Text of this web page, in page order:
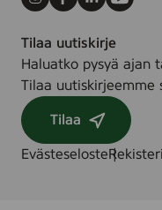
Instagram
Facebook
LinkedIn
Tilaa uutiskirje
Haluatko pysyä ajan
Tilaa uutiskirjeemme
Tilaa
Evästeseloste